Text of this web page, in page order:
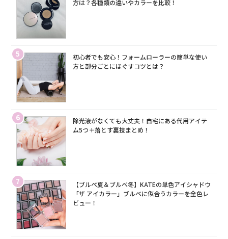
方は？各種類の違いやカラーを比較！
5
初心者でも安心！フォームローラーの簡単な使い
方と部分ごとにほぐすコツとは？
6
除光液がなくても大丈夫！自宅にある代用アイテ
ム5つ＋落とす裏技まとめ！
7
【ブルベ夏＆ブルベ冬】KATEの単色アイシャドウ
「ザ アイカラー」ブルベに似合うカラーを全色レ
ビュー！